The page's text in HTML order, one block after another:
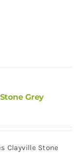
Grey
Clayville Stone